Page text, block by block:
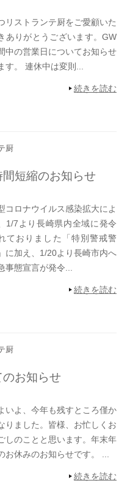
リストランテ厨をご愛顧いた
ありがとうございます。GW
中の営業日についてお知らせ
す。 連休中は変則...
続きを読む
厨
短縮のお知らせ
コロナウイルス感染拡大によ
1/7より長崎県内全域に発令
ておりました「特別警戒警
に加え、1/20より長崎市内へ
事態宣言が発令...
続きを読む
厨
お知らせ
いよ、今年も残すところ僅か
りました。皆様、お忙しくお
しのことと思います。年末年
お休みのお知らせです。 ...
続きを読む